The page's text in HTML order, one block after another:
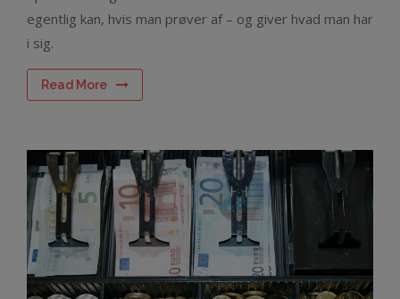
egentlig kan, hvis man prøver af – og giver hvad man har
i sig.
Read More